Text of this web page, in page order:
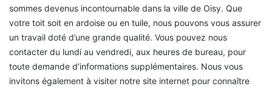
sommes devenus incontournable dans la ville de Oisy. Que
votre toit soit en ardoise ou en tuile, nous pouvons vous assurer
un travail doté d’une grande qualité. Vous pouvez nous
contacter du lundi au vendredi, aux heures de bureau, pour
toute demande d’informations supplémentaires. Nous vous
invitons également à visiter notre site internet pour connaître